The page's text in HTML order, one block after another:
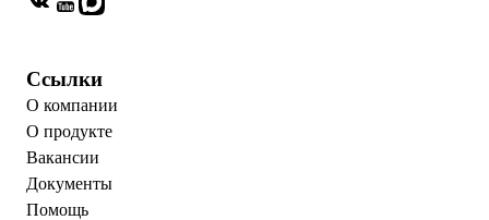
Ссылки
О компании
О продукте
Вакансии
Документы
Помощь